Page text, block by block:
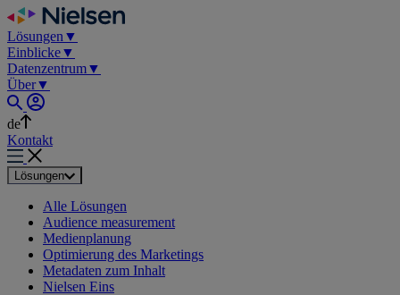
Skip
to
content
Lösungen ▼
Einblicke▼
Datenzentrum▼
Über▼
de
Kontakt
Lösungen
Alle Lösungen
Audience measurement
Medienplanung
Optimierung des Marketings
Metadaten zum Inhalt
Nielsen Eins